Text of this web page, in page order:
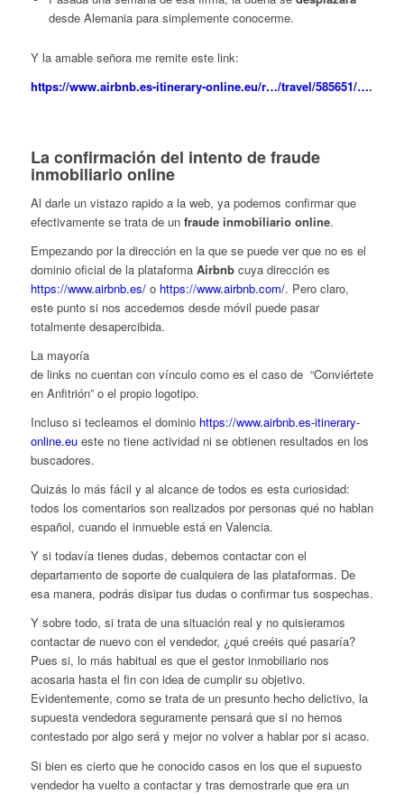
desde Alemania para simplemente conocerme.
Y la amable señora me remite este link:
https://www.airbnb.es-itinerary-online.eu/r…/travel/585651/….
La confirmación del intento de fraude
inmobiliario online
Al darle un vistazo rapido a la web, ya podemos confirmar que
efectivamente se trata de un fraude inmobiliario online.
Empezando por la dirección en la que se puede ver que no es el
dominio oficial de la plataforma Airbnbcuya dirección es
https://www.airbnb.es/o https://www.airbnb.com/. Pero claro,
este punto si nos accedemos desde móvil puede pasar
totalmente desapercibida.
La mayoría
de links no cuentan con vínculo como es el caso de “Conviértete
en Anfitrión” o el propio logotipo.
Incluso si tecleamos el dominio https://www.airbnb.es-itinerary-
online.eueste no tiene actividad ni se obtienen resultados en los
buscadores.
Quizás lo más fácil y al alcance de todos es esta curiosidad:
todos los comentarios son realizados por personas qué no hablan
español, cuando el inmueble está en Valencia.
Y si todavía tienes dudas, debemos contactar con el
departamento de soporte de cualquiera de las plataformas. De
esa manera, podrás disipar tus dudas o confirmar tus sospechas.
Y sobre todo, si trata de una situación real y no quisieramos
contactar de nuevo con el vendedor, ¿qué creéis qué pasaría?
Pues si, lo más habitual es que el gestor inmobiliario nos
acosaria hasta el fin con idea de cumplir su objetivo.
Evidentemente, como se trata de un presunto hecho delictivo, la
supuesta vendedora seguramente pensará que si no hemos
contestado por algo será y mejor no volver a hablar por si acaso.
Si bien es cierto que he conocido casos en los que el supuesto
vendedor ha vuelto a contactar y tras demostrarle que era un